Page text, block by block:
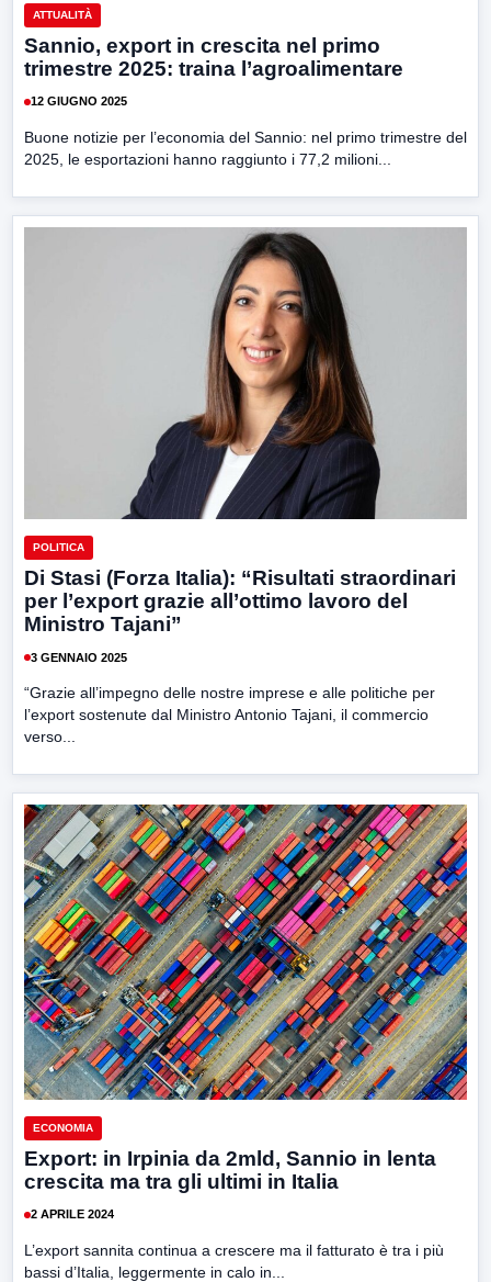
ATTUALITÀ
Sannio, export in crescita nel primo
trimestre 2025: traina l’agroalimentare
12 GIUGNO 2025
Buone notizie per l’economia del Sannio: nel primo trimestre del
2025, le esportazioni hanno raggiunto i 77,2 milioni...
POLITICA
Di Stasi (Forza Italia): “Risultati straordinari
per l’export grazie all’ottimo lavoro del
Ministro Tajani”
3 GENNAIO 2025
“Grazie all’impegno delle nostre imprese e alle politiche per
l’export sostenute dal Ministro Antonio Tajani, il commercio
verso...
ECONOMIA
Export: in Irpinia da 2mld, Sannio in lenta
crescita ma tra gli ultimi in Italia
2 APRILE 2024
L’export sannita continua a crescere ma il fatturato è tra i più
bassi d’Italia, leggermente in calo in...